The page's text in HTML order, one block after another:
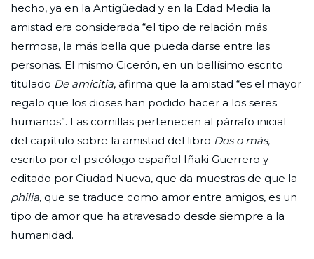
hecho, ya en la Antigüedad y en la Edad Media la
amistad era considerada “el tipo de relación más
hermosa, la más bella que pueda darse entre las
personas. El mismo Cicerón, en un bellísimo escrito
titulado De amicitia, afirma que la amistad “es el mayor
regalo que los dioses han podido hacer a los seres
humanos”. Las comillas pertenecen al párrafo inicial
del capítulo sobre la amistad del libro Dos o más,
escrito por el psicólogo español Iñaki Guerrero y
editado por Ciudad Nueva, que da muestras de que la
philia, que se traduce como amor entre amigos, es un
tipo de amor que ha atravesado desde siempre a la
humanidad.